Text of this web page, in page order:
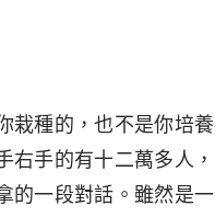
栽種的，也不是你培養
手的有十二萬多人，
的一段對話。雖然是一